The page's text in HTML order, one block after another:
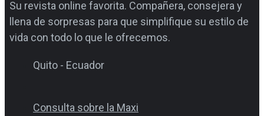
Su revista online favorita. Compañera, consejera y
llena de sorpresas para que simplifique su estilo de
vida con todo lo que le ofrecemos.
Quito - Ecuador
Consulta sobre la Maxi